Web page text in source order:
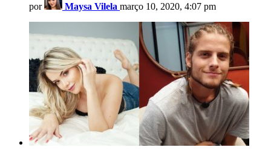
por Maysa Vilela março 10, 2020, 4:07 pm